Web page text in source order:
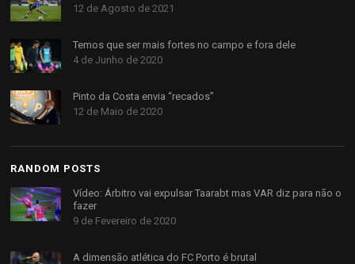
12 de Agosto de 2021
Temos que ser mais fortes no campo e fora dele
4 de Junho de 2020
Pinto da Costa envia “recados”
12 de Maio de 2020
RANDOM POSTS
Vídeo: Árbitro vai expulsar Taarabt mas VAR diz para não o
fazer
9 de Fevereiro de 2020
A dimensão atlética do FC Porto é brutal